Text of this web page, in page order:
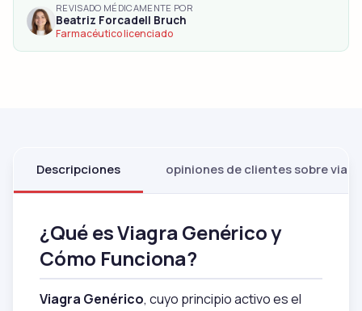
REVISADO MÉDICAMENTE POR
Beatriz Forcadell Bruch
Farmacéutico licenciado
Descripciones opiniones de clientes sobre
¿Qué es Viagra Genérico y
Cómo Funciona?
Viagra Genérico, cuyo principio activo es el